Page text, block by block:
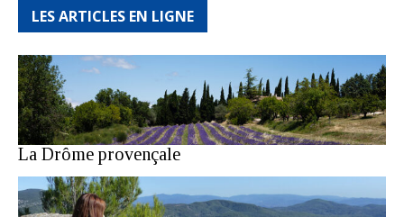
LES ARTICLES EN LIGNE
La Drôme provençale